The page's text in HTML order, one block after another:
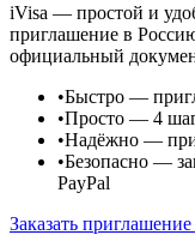
iVisa — простой и
приглашение в
официальный
•Быстро —
•Просто — 4
•Надёжно —
•Безопасно —
PayPal
Заказать